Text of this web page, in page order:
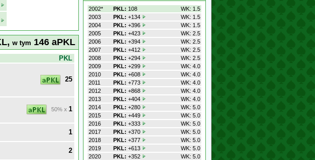
w tym 146 aPKL
PKL
25
50% x 1
1
2
2002* PKL: 108
WK: 1.5
2003
PKL: +134
WK: 1.5
2004
PKL: +396
WK: 1.5
2005
PKL: +423
WK: 2.5
2006
PKL: +394
WK: 2.5
2007
PKL: +412
WK: 2.5
2008
PKL: +294
WK: 2.5
2009
PKL: +299
WK: 4.0
2010
PKL: +608
WK: 4.0
2011
PKL: +773
WK: 4.0
2012
PKL: +868
WK: 4.0
2013
PKL: +404
WK: 4.0
2014
PKL: +280
WK: 5.0
2015
PKL: +449
WK: 5.0
2016
PKL: +333
WK: 5.0
2017
PKL: +370
WK: 5.0
2018
PKL: +377
WK: 5.0
2019
PKL: +613
WK: 5.0
2020
PKL: +352
WK: 5.0